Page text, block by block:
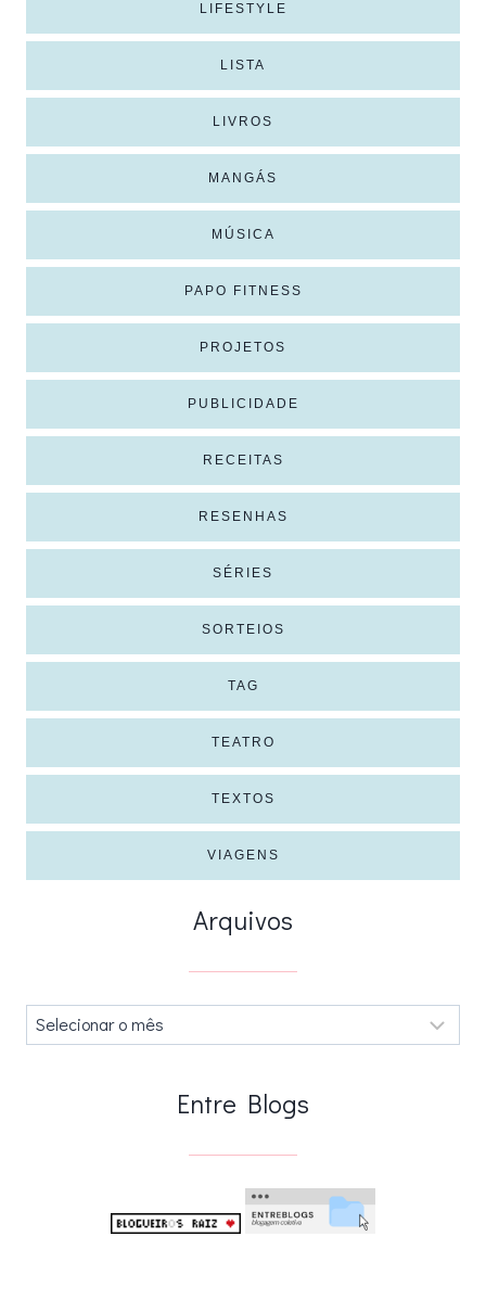
LIFESTYLE
LISTA
LIVROS
MANGÁS
MÚSICA
PAPO FITNESS
PROJETOS
PUBLICIDADE
RECEITAS
RESENHAS
SÉRIES
SORTEIOS
TAG
TEATRO
TEXTOS
VIAGENS
Arquivos
Arquivos
Entre Blogs